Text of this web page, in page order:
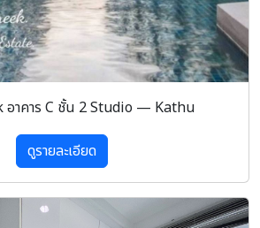
อาคาร C ชั้น 2 Studio — Kathu
ดูรายละเอียด